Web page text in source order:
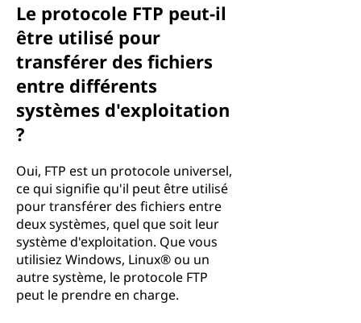
Le protocole FTP peut-il
être utilisé pour
transférer des fichiers
entre différents
systèmes d'exploitation
?
Oui, FTP est un protocole universel,
ce qui signifie qu'il peut être utilisé
pour transférer des fichiers entre
deux systèmes, quel que soit leur
système d'exploitation. Que vous
utilisiez Windows, Linux® ou un
autre système, le protocole FTP
peut le prendre en charge.